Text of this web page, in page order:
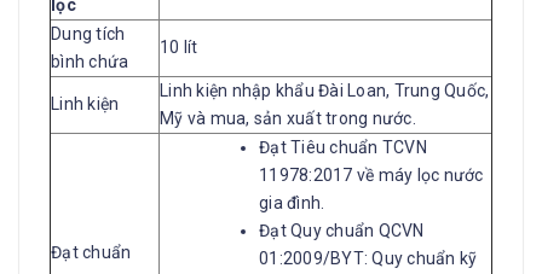
lọc
Dung tích
bình chứa
10 lít
Linh kiện
Linh kiện nhập khẩu Đài Loan, Trung Quốc,
Mỹ và mua, sản xuất trong nước.
Đạt chuẩn
Đạt Tiêu chuẩn TCVN
11978:2017 về máy lọc nước
gia đình.
Đạt Quy chuẩn QCVN
01:2009/BYT: Quy chuẩn kỹ